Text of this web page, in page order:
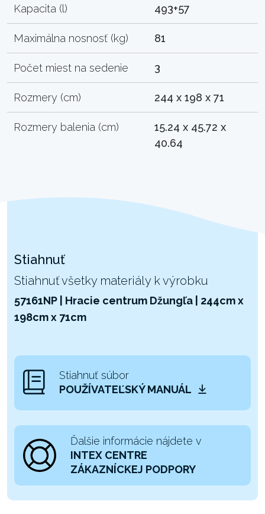
Kapacita (l) 493+57
Maximálna nosnosť (kg) 81
Počet miest na sedenie 3
Rozmery (cm) 244 x 198 x 71
Rozmery balenia (cm)
15.24 x 45.72 x
40.64
Stiahnuť
Stiahnuť všetky materiály k výrobku
57161NP | Hracie centrum Džungľa | 244cm x
198cm x 71cm
Stiahnuť súbor
POUŽÍVATEĽSKÝ MANUÁL
Ďalšie informácie nájdete v
INTEX CENTRE
ZÁKAZNÍCKEJ PODPORY